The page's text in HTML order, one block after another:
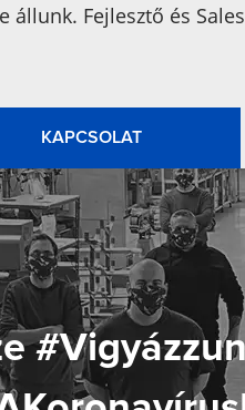
Fejlesztő és
KAPCSOLAT